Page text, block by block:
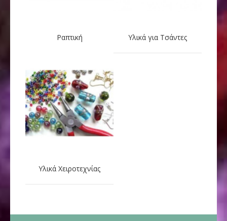
Ραπτική Υλικά για Τσάντες
Υλικά Χειροτεχνίας